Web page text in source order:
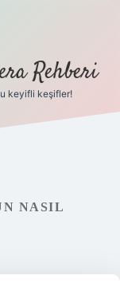
Rehberi
keyifli keşifler!
NASIL